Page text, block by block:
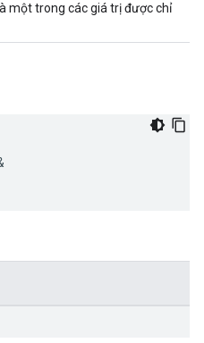
một trong các giá trị được chỉ